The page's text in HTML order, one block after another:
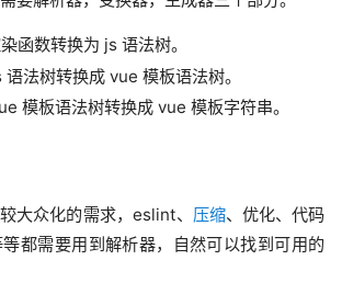
函数转换为 js 语法树。
法树转换成 vue 模板语法树。
模板语法树转换成 vue 模板字符串。
大众化的需求，eslint、 压缩、优化、代码
都需要用到解析器，自然可以找到可用的